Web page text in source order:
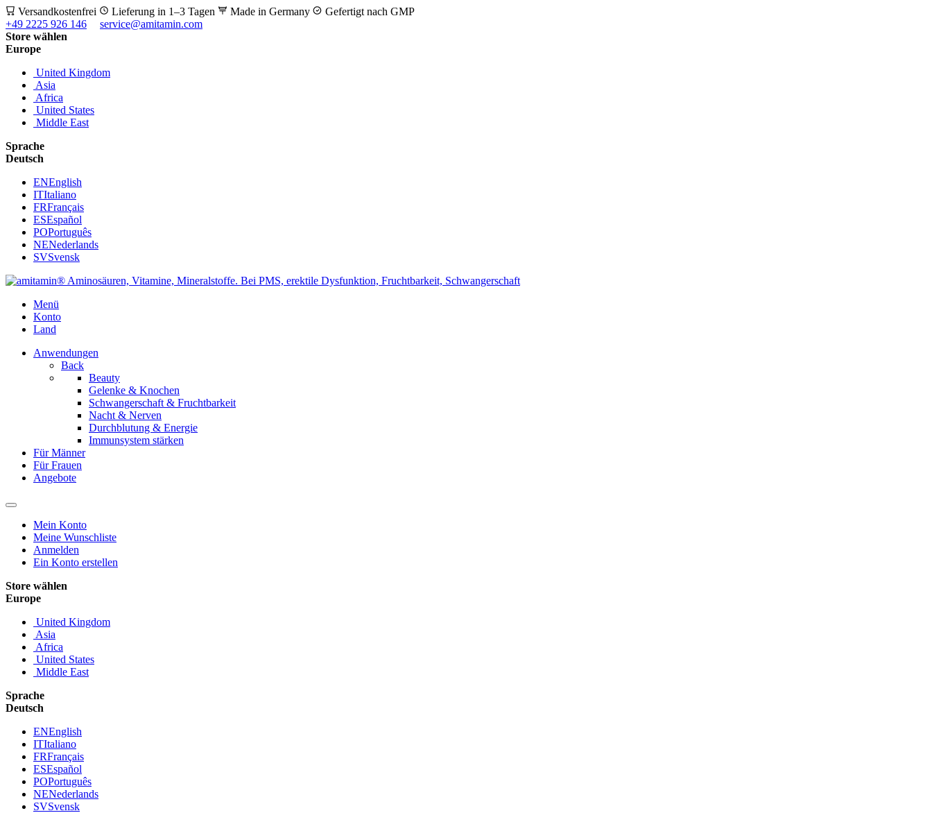
Versandkostenfrei Lieferung in 1–3 Tagen Made in Germany
Gefertigt nach GMP
+49 2225 926 146
service@amitamin.com
Store wählen
Europe
United Kingdom
Asia
Africa
United States
Middle East
Sprache
Deutsch
ENEnglish
ITItaliano
FRFrançais
ESEspañol
POPortuguês
NENederlands
SVSvensk
Menü
Konto
Land
Anwendungen
Back
Beauty
Gelenke & Knochen
Schwangerschaft & Fruchtbarkeit
Nacht & Nerven
Durchblutung & Energie
Immunsystem stärken
Für Männer
Für Frauen
Angebote
Mein Konto
Meine Wunschliste
Anmelden
Ein Konto erstellen
Store wählen
Europe
United Kingdom
Asia
Africa
United States
Middle East
Sprache
Deutsch
ENEnglish
ITItaliano
FRFrançais
ESEspañol
POPortuguês
NENederlands
SVSvensk